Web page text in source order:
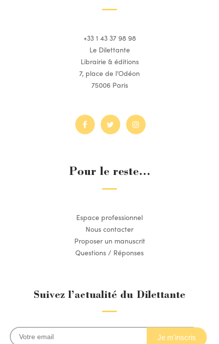
+33 1 43 37 98 98
Le Dilettante
Librairie & éditions
7, place de l’Odéon
75006 Paris
Pour le reste...
Espace professionnel
Nous contacter
Proposer un manuscrit
Questions / Réponses
Suivez l’actualité du Dilettante